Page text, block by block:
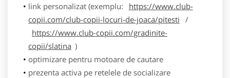
link personalizat (exemplu:
https://www.club-
copii.com/club-copii-locuri-de-joaca/pitesti /
https://www.club-copii.com/gradinite-
copii/slatina )
optimizare pentru motoare de cautare
prezenta activa pe retelele de socializare